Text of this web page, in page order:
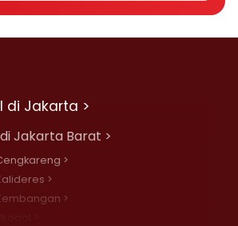
di Jakarta >
Jakarta Barat >
>
>
>